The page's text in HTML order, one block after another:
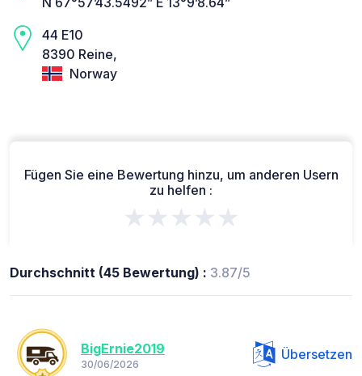
44 E10
8390 Reine,
Norway
Fügen Sie eine Bewertung hinzu, um anderen Usern
zu helfen :
★★★★★
Durchschnitt (45 Bewertung) : 3.87/5
BigErnie2019
30/06/2026
Übersetzen